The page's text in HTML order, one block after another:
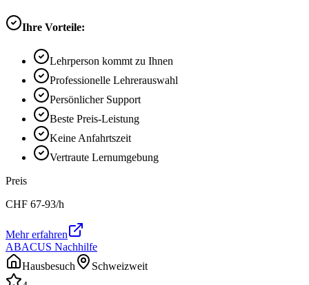
Ihre Vorteile:
Lehrperson kommt zu Ihnen
Professionelle Lehrerauswahl
Persönlicher Support
Beste Preis-Leistung
Keine Anfahrtszeit
Vertraute Lernumgebung
Preis
CHF 67-93/h
Mehr erfahren
ABACUS Nachhilfe
Hausbesuch
Schweizweit